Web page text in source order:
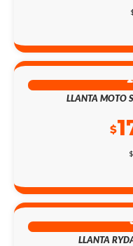
LLANTA MOTO
$
$
LLANTA